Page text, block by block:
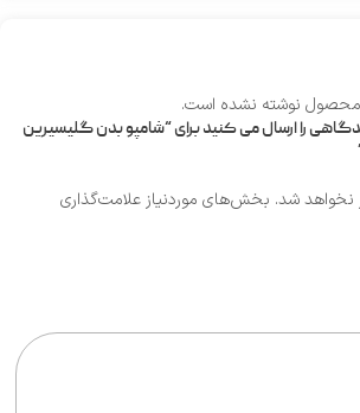
محصول نوشته نشده است.
را ارسال می کنید برای “شامپو بدن گلیسیرین
نخواهد شد. بخش‌های موردنیاز علامت‌گذاری